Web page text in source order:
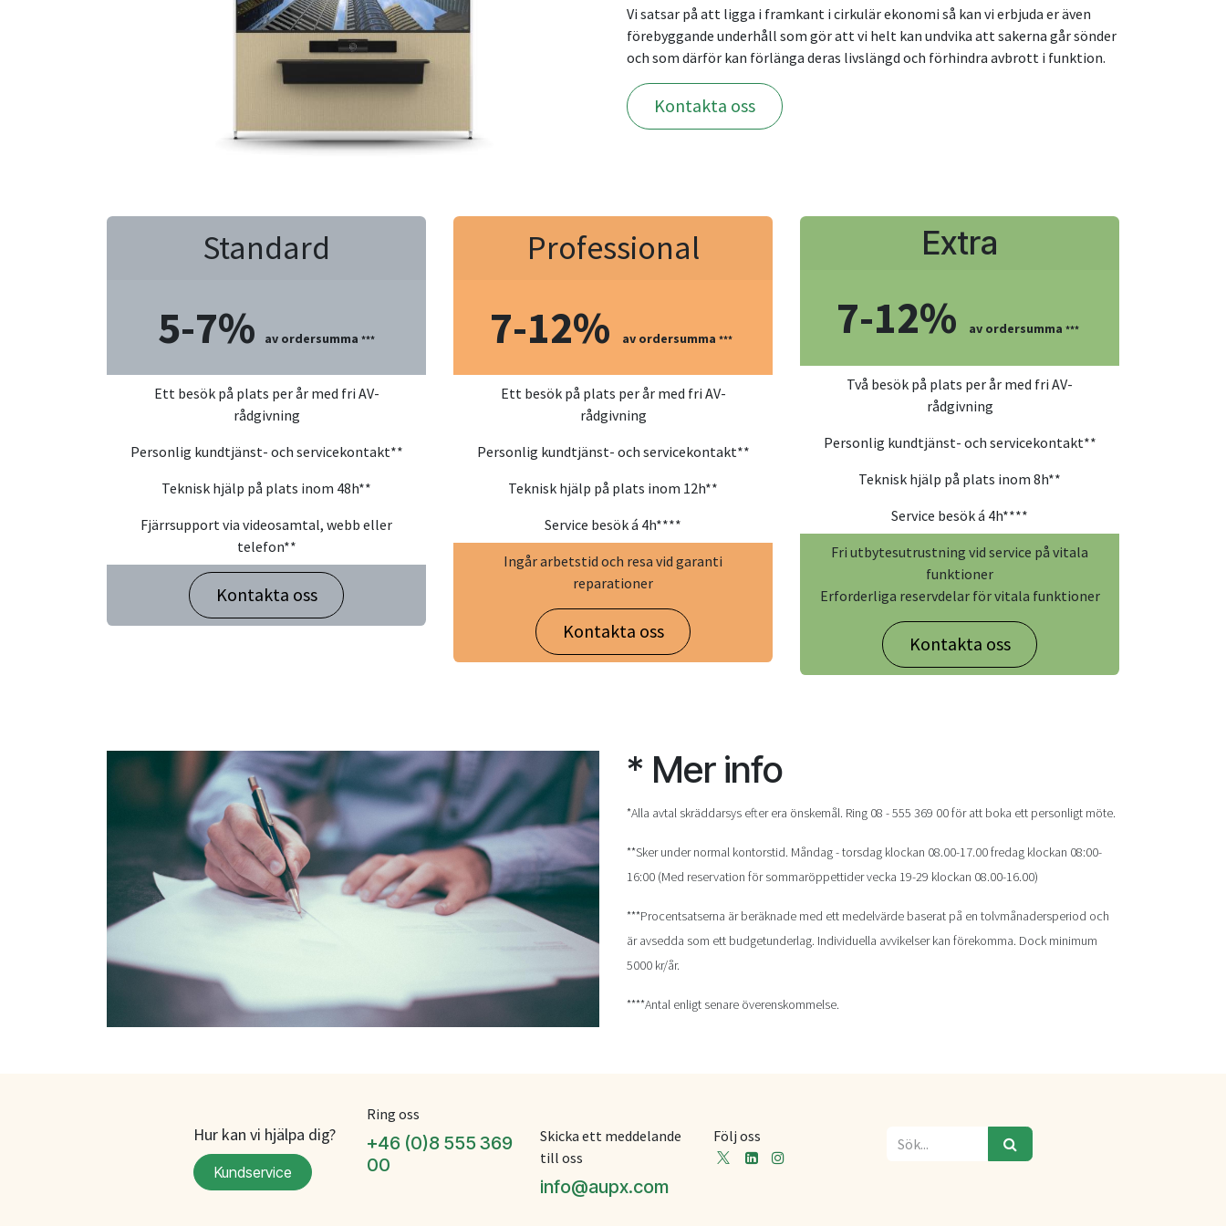
Vi satsar på att ligga i framkant i cirkulär ekonomi så kan vi erbjuda er även
förebyggande underhåll som gör att vi helt kan undvika att sakerna går sönder
och som därför kan förlänga deras livslängd och förhindra avbrott i funktion.
Kontakta oss
Standard
5-7% av ordersumma ***
Ett besök på plats per år med fri AV-
rådgivning
Personlig kundtjänst- och servicekontakt**
Teknisk hjälp på plats inom 48h**
Fjärrsupport via videosamtal, webb eller
telefon**
Kontakta oss
Professional
7-12% av ordersumma ***
Ett besök på plats per år med fri AV-
rådgivning
Personlig kundtjänst- och servicekontakt**
Teknisk hjälp på plats inom 12h**
Service besök á 4h****
Ingår arbetstid och resa vid garanti
reparationer
Kontakta oss
Extra
7-12% av ordersumma ***
Två besök på plats per år med fri AV-
rådgivning
Personlig kundtjänst- och servicekontakt**
Teknisk hjälp på plats inom 8h**
Service besök á 4h****
Fri utbytesutrustning vid service på vitala
funktioner
Erforderliga reservdelar för vitala funktioner
Kontakta oss
* Mer info
*Alla avtal skräddarsys efter era önskemål. Ring 08 - 555 369 00 för att boka ett personligt möte.
**Sker under normal kontorstid. Måndag - torsdag klockan 08.00-17.00 fredag klockan 08:00-
16:00 (Med reservation för sommaröppettider vecka 19-29 klockan 08.00-16.00)
***Procentsatserna är beräknade med ett medelvärde baserat på en tolvmånadersperiod och
är avsedda som ett budgetunderlag. Individuella avvikelser kan förekomma. Dock minimum
5000 kr/år.
****Antal enligt senare överenskommelse.
Hur kan vi hjälpa dig?
Kundservice
Ring oss
+46 (0)8 555 369
00
Skicka ett meddelande
till oss
info@aupx.com
Följ oss